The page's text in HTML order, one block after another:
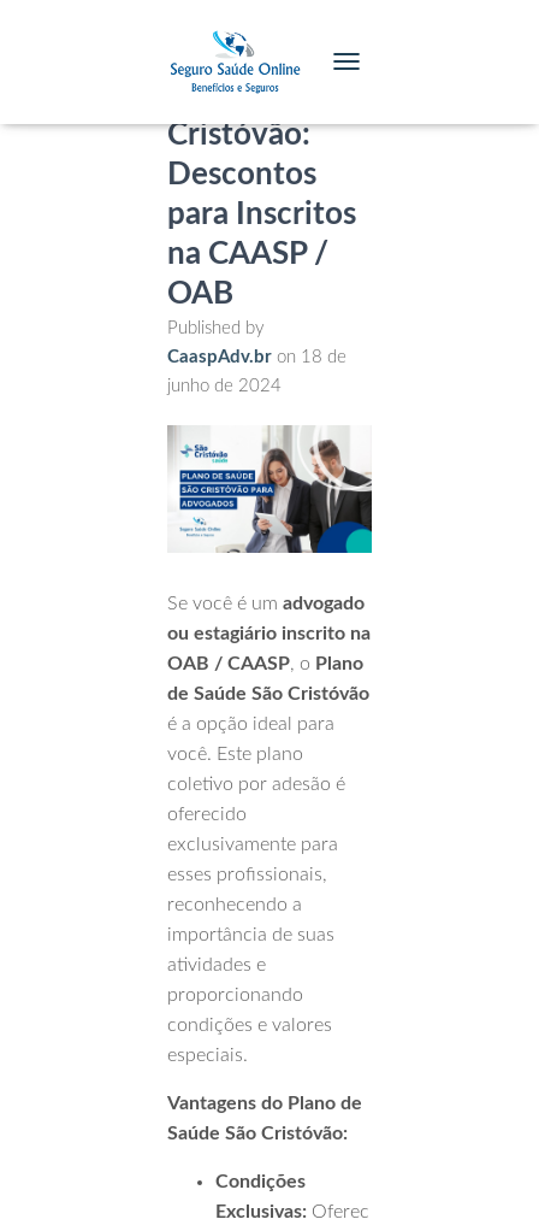
Plano de
Saúde São
Cristóvão:
Descontos
para Inscritos
na CAASP /
OAB
Published by
CaaspAdv.br on 18 de
junho de 2024
Se você é um advogado
ou estagiário inscrito na
OAB / CAASP, o Plano
de Saúde São Cristóvão
é a opção ideal para
você. Este plano
coletivo por adesão é
oferecido
exclusivamente para
esses profissionais,
reconhecendo a
importância de suas
atividades e
proporcionando
condições e valores
especiais.
Vantagens do Plano de
Saúde São Cristóvão:
Condições
Exclusivas: Oferec